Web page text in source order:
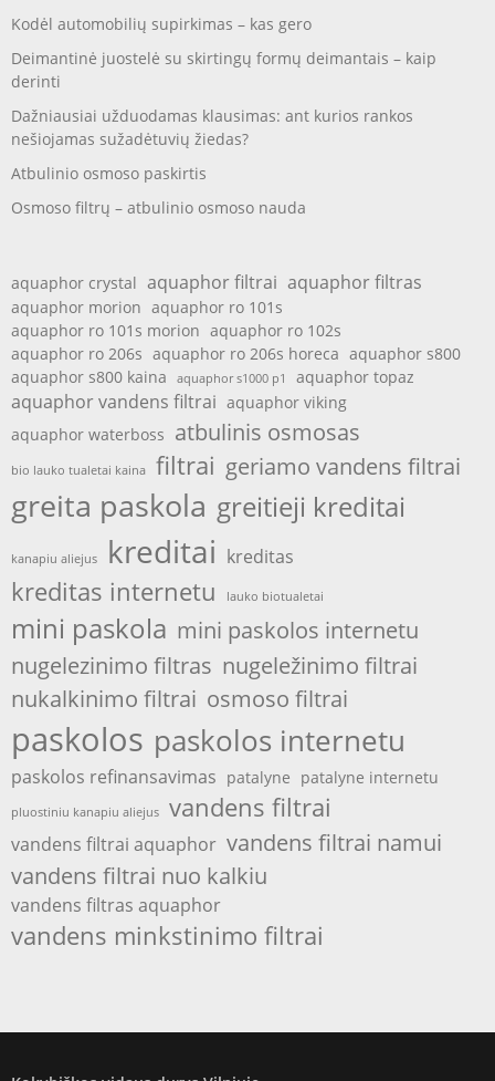
Kodėl automobilių supirkimas – kas gero
Deimantinė juostelė su skirtingų formų deimantais – kaip
derinti
Dažniausiai užduodamas klausimas: ant kurios rankos
nešiojamas sužadėtuvių žiedas?
Atbulinio osmoso paskirtis
Osmoso filtrų – atbulinio osmoso nauda
aquaphor crystal aquaphor filtrai aquaphor filtras
aquaphor morion aquaphor ro 101s
aquaphor ro 101s morion aquaphor ro 102s
aquaphor ro 206s aquaphor ro 206s horeca aquaphor s800
aquaphor s800 kaina
aquaphor s1000 p1 aquaphor topaz
aquaphor vandens filtrai aquaphor viking
aquaphor waterboss atbulinis osmosas
bio lauko tualetai kaina filtrai geriamo vandens filtrai
greita paskola greitieji kreditai
kanapiu aliejus kreditai kreditas
kreditas internetu lauko biotualetai
mini paskola mini paskolos internetu
nugelezinimo filtras nugeležinimo filtrai
nukalkinimo filtrai osmoso filtrai
paskolos paskolos internetu
paskolos refinansavimas patalyne patalyne internetu
pluostiniu kanapiu aliejus vandens filtrai
vandens filtrai aquaphor vandens filtrai namui
vandens filtrai nuo kalkiu
vandens filtras aquaphor
vandens minkstinimo filtrai